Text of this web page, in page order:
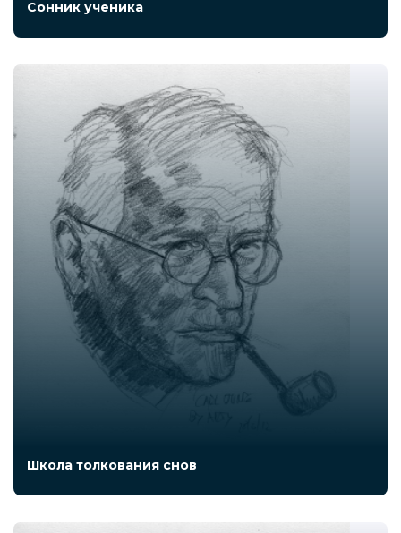
Сонник ученика
Школа толкования снов